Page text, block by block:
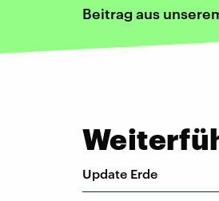
Beitrag aus
Update Erde